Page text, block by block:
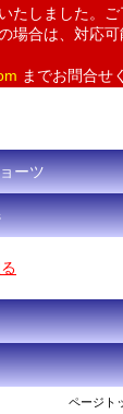
たしました。ご
場合は、対応
までお問合せ
ーツ
ページト